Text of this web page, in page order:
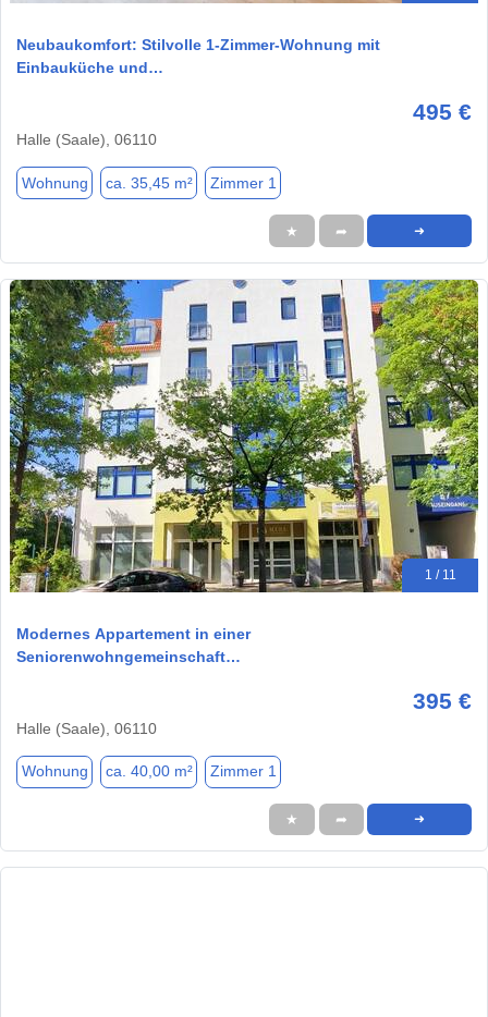
Neubaukomfort: Stilvolle 1-Zimmer-Wohnung mit
Einbauküche und…
495 €
Halle (Saale), 06110
Wohnung ca. 35,45 m² Zimmer 1
★ ➦ ➜
1 / 11
Modernes Appartement in einer
Seniorenwohngemeinschaft…
395 €
Halle (Saale), 06110
Wohnung ca. 40,00 m² Zimmer 1
★ ➦ ➜